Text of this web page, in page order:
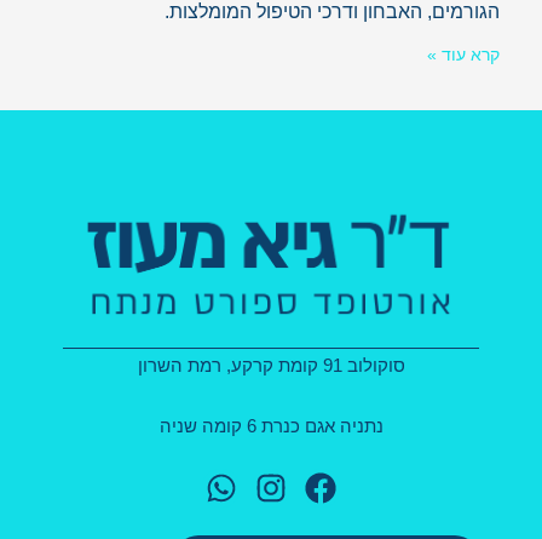
הגורמים, האבחון ודרכי הטיפול המומלצות.
קרא עוד »
סוקולוב 91 קומת קרקע, רמת השרון
נתניה אגם כנרת 6 קומה שניה